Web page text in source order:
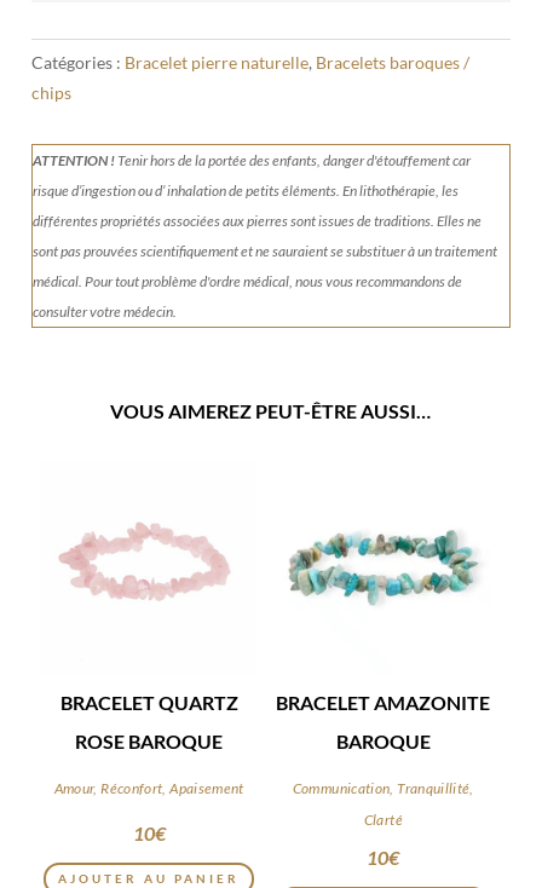
Catégories : Bracelet pierre naturelle, Bracelets baroques /
chips
ATTENTION !Tenirhors de la portée des enfants, danger d'étouffement car
risque d’ingestion ou d’ inhalation de petits éléments.En lithothérapie, les
différentes propriétés associées aux pierres sont issues de traditions. Elles ne
sont pas prouvées scientifiquement et ne sauraient se substituer à un traitement
médical. Pour tout problème d'ordre médical, nous vous recommandons de
consulter votre médecin.
VOUS AIMEREZ PEUT-ÊTRE AUSSI…
BRACELET QUARTZ
ROSE BAROQUE
Amour, Réconfort, Apaisement
10€
AJOUTER AU PANIER
BRACELET AMAZONITE
BAROQUE
Communication, Tranquillité,
Clarté
10€